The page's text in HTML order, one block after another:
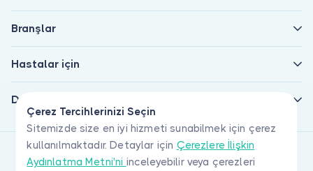
Çerez Tercihlerinizi Seçin
Sitemizde size en iyi hizmeti sunabilmek için çerez
kullanılmaktadır. Detaylar için Çerezlere İlişkin
Aydınlatma Metni'ni inceleyebilir veya çerezleri
Branşlar
Hastalar için
Doktorlar için